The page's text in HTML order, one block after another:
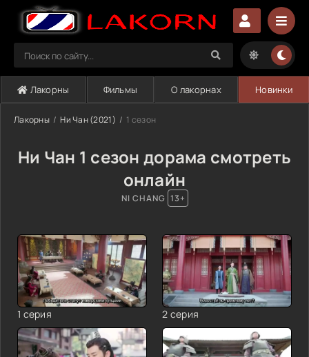
Лакорны Фильмы О лакорнах Новинки
Лакорны Ни Чан (2021) 1 сезон
Ни Чан 1 сезон дорама смотреть
онлайн
NI CHANG 13+
1 серия 2 серия